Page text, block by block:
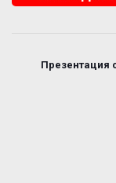
Презентация